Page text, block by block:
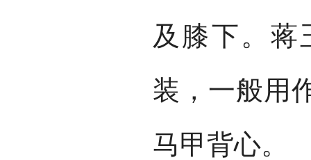
及膝下。蒋
装，一般用
马甲背心。